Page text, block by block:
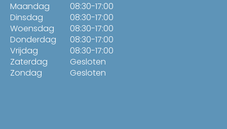
Maandag
Dinsdag
Woensdag
Donderdag
Vrijdag
Zaterdag
Zondag
08:30-17:00
08:30-17:00
08:30-17:00
08:30-17:00
08:30-17:00
Gesloten
Gesloten